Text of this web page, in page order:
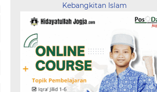
Kebangkitan Islam